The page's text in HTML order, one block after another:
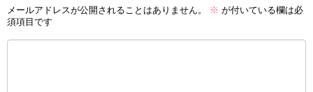
メールアドレスが公開されることはありません。 ※ が付いている欄は必
須項目です